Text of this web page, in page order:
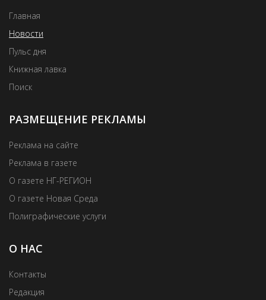
Главная
Новости
Пульс дня
Книжная лавка
Поиск
РАЗМЕЩЕНИЕ РЕКЛАМЫ
Реклама на сайте
Реклама в газете
О газете НГ-РЕГИОН
О газете Новая Среда
Полиграфические услуги
О НАС
Контакты
Редакция